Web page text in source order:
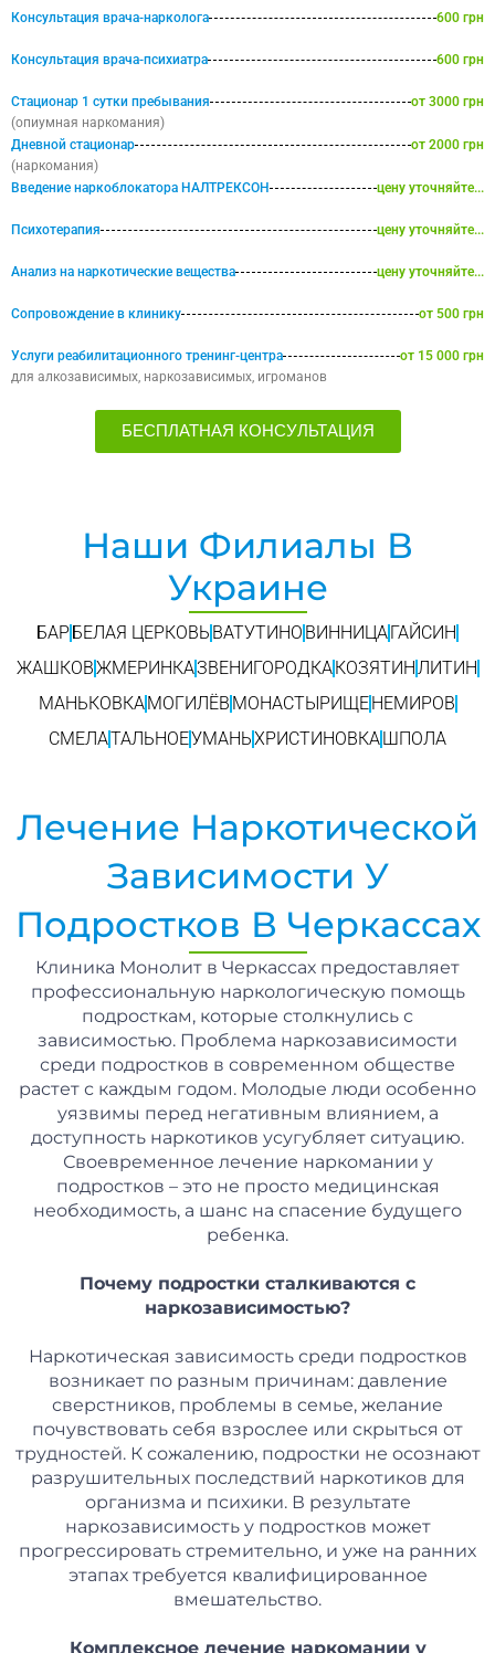
Консультация врача-нарколога 600 грн
Консультация врача-психиатра 600 грн
Стационар 1 сутки пребывания
от 3000 грн
(опиумная наркомания)
Дневной стационар
от 2000 грн
(наркомания)
Введение наркоблокатора НАЛТРЕКСОН
цену уточняйте...
Психотерапия цену уточняйте...
Анализ на наркотические вещества цену уточняйте...
Сопровождение в клинику от 500 грн
Услуги реабилитационного тренинг-центра
от 15 000 грн
для алкозависимых, наркозависимых, игроманов
БЕСПЛАТНАЯ КОНСУЛЬТАЦИЯ
Наши Филиалы В
Украине
БАРБЕЛАЯ ЦЕРКОВЬ ВАТУТИНО ВИННИЦАГАЙСИН
ЖАШКОВЖМЕРИНКАЗВЕНИГОРОДКАКОЗЯТИН ЛИТИН
МАНЬКОВКАМОГИЛЁВ МОНАСТЫРИЩЕНЕМИРОВ
СМЕЛАТАЛЬНОЕУМАНЬХРИСТИНОВКАШПОЛА
Лечение Наркотической
Зависимости У
Подростков В Черкассах
Клиника Монолит в Черкассах предоставляет
профессиональную наркологическую помощь
подросткам, которые столкнулись с
зависимостью. Проблема наркозависимости
среди подростков в современном обществе
растет с каждым годом. Молодые люди особенно
уязвимы перед негативным влиянием, а
доступность наркотиков усугубляет ситуацию.
Своевременное лечение наркомании у
подростков – это не просто медицинская
необходимость, а шанс на спасение будущего
ребенка.
Почему подростки сталкиваются с
наркозависимостью?
Наркотическая зависимость среди подростков
возникает по разным причинам: давление
сверстников, проблемы в семье, желание
почувствовать себя взрослее или скрыться от
трудностей. К сожалению, подростки не осознают
разрушительных последствий наркотиков для
организма и психики. В результате
наркозависимость у подростков может
прогрессировать стремительно, и уже на ранних
этапах требуется квалифицированное
вмешательство.
Комплексное лечение наркомании у